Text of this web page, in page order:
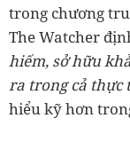
trong chương
The Watcher
hiếm, sở hữu
ra trong cả thực
hiểu kỹ hơn